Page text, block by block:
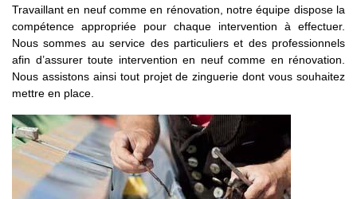
Travaillant en neuf comme en rénovation, notre équipe dispose la
compétence appropriée pour chaque intervention à effectuer.
Nous sommes au service des particuliers et des professionnels
afin d’assurer toute intervention en neuf comme en rénovation.
Nous assistons ainsi tout projet de zinguerie dont vous souhaitez
mettre en place.